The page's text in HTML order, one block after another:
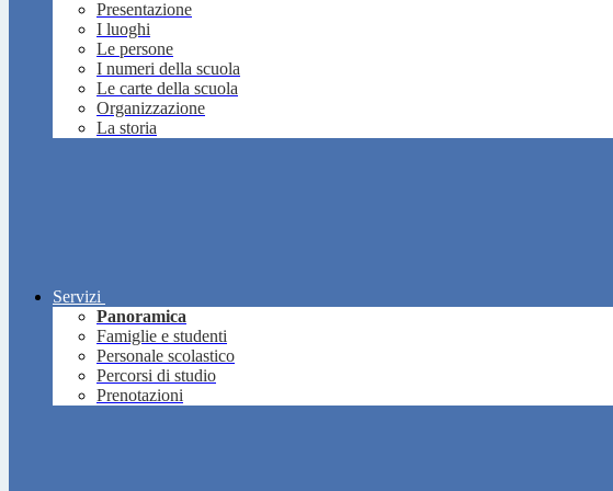
Presentazione
I luoghi
Le persone
I numeri della scuola
Le carte della scuola
Organizzazione
La storia
Servizi
Panoramica
Famiglie e studenti
Personale scolastico
Percorsi di studio
Prenotazioni